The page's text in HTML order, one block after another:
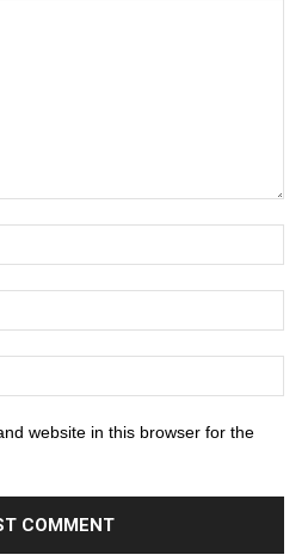
website in this browser for the